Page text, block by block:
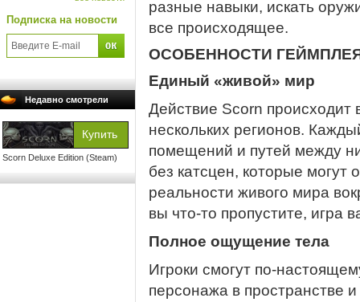
Подписка на новости
Недавно смотрели
Scorn Deluxe Edition (Steam)
разные навыки, искать
все происходящее.
ОСОБЕННОСТИ
Единый «живой» мир
Действие Scorn
нескольких регионов.
помещений и путей между
без катсцен, которые могут
реальности живого мира
вы что-то пропустите, игра
Полное ощущение тела
Игроки смогут по-
персонажа в пространстве